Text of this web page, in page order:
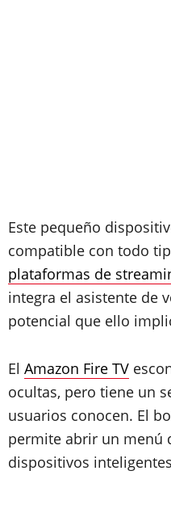
Este pequeño
compatible con todo
plataformas de
integra el asistente de
potencial que ello
El Amazon Fire TV
ocultas, pero tiene un
usuarios conocen. El
permite abrir un menú
dispositivos